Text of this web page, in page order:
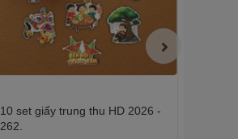
10 set giấy trung thu HD 2026 -
262.